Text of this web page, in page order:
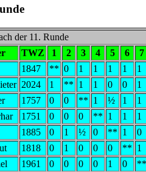
der 11. Runde
TWZ 1 2 3 4 5 6 7
1847 ** 0 1 1 1 1 1
2024 1 ** 1 1 0 0 1
1757 0 0 ** 1 ½ 1 1
1751 0 0 0 ** 1 1 1
1885 0 1 ½ 0 ** 1 0
1818 0 1 0 0 0 ** 1
1961 0 0 0 0 1 0 **